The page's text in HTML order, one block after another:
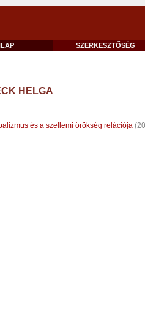
SZERKESZTŐSÉG
HELGA
és a szellemi örökség relációja